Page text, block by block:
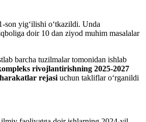
son yig‘ilishi o‘tkazildi. Unda
doir 10 dan ziyod muhim masalalar
barcha tuzilmalar tomonidan ishlab
rivojlantirishning 2025-2027
rejasi uchun takliflar o‘rganildi